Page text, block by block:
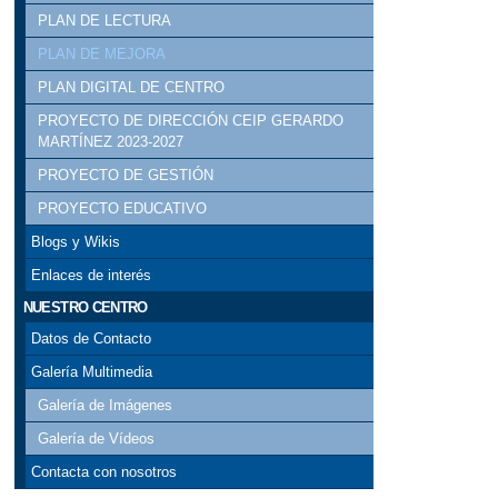
PLAN DE LECTURA
PLAN DE MEJORA
PLAN DIGITAL DE CENTRO
PROYECTO DE DIRECCIÓN CEIP GERARDO
MARTÍNEZ 2023-2027
PROYECTO DE GESTIÓN
PROYECTO EDUCATIVO
Blogs y Wikis
Enlaces de interés
NUESTRO CENTRO
Datos de Contacto
Galería Multimedia
Galería de Imágenes
Galería de Vídeos
Contacta con nosotros